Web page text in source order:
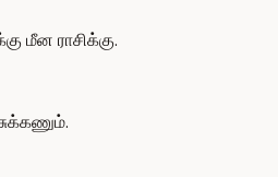
மீன ராசிக்கு.